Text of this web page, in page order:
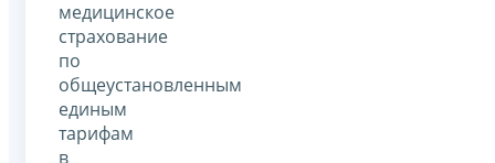
медицинское
страхование
по
общеустановленным
единым
тарифам
в